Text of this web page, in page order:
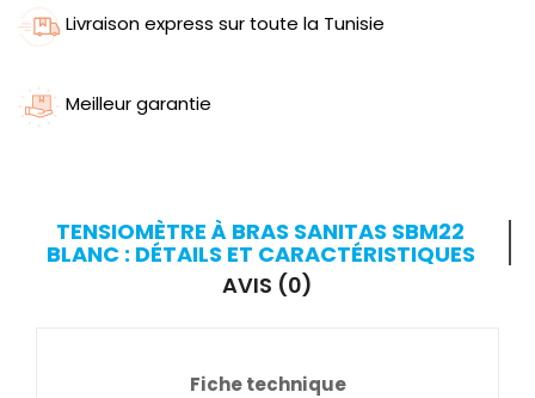
Livraison express sur toute la Tunisie
Meilleur garantie
TENSIOMÈTRE À BRAS SANITAS SBM22
BLANC : DÉTAILS ET CARACTÉRISTIQUES
AVIS (0)
Fiche technique